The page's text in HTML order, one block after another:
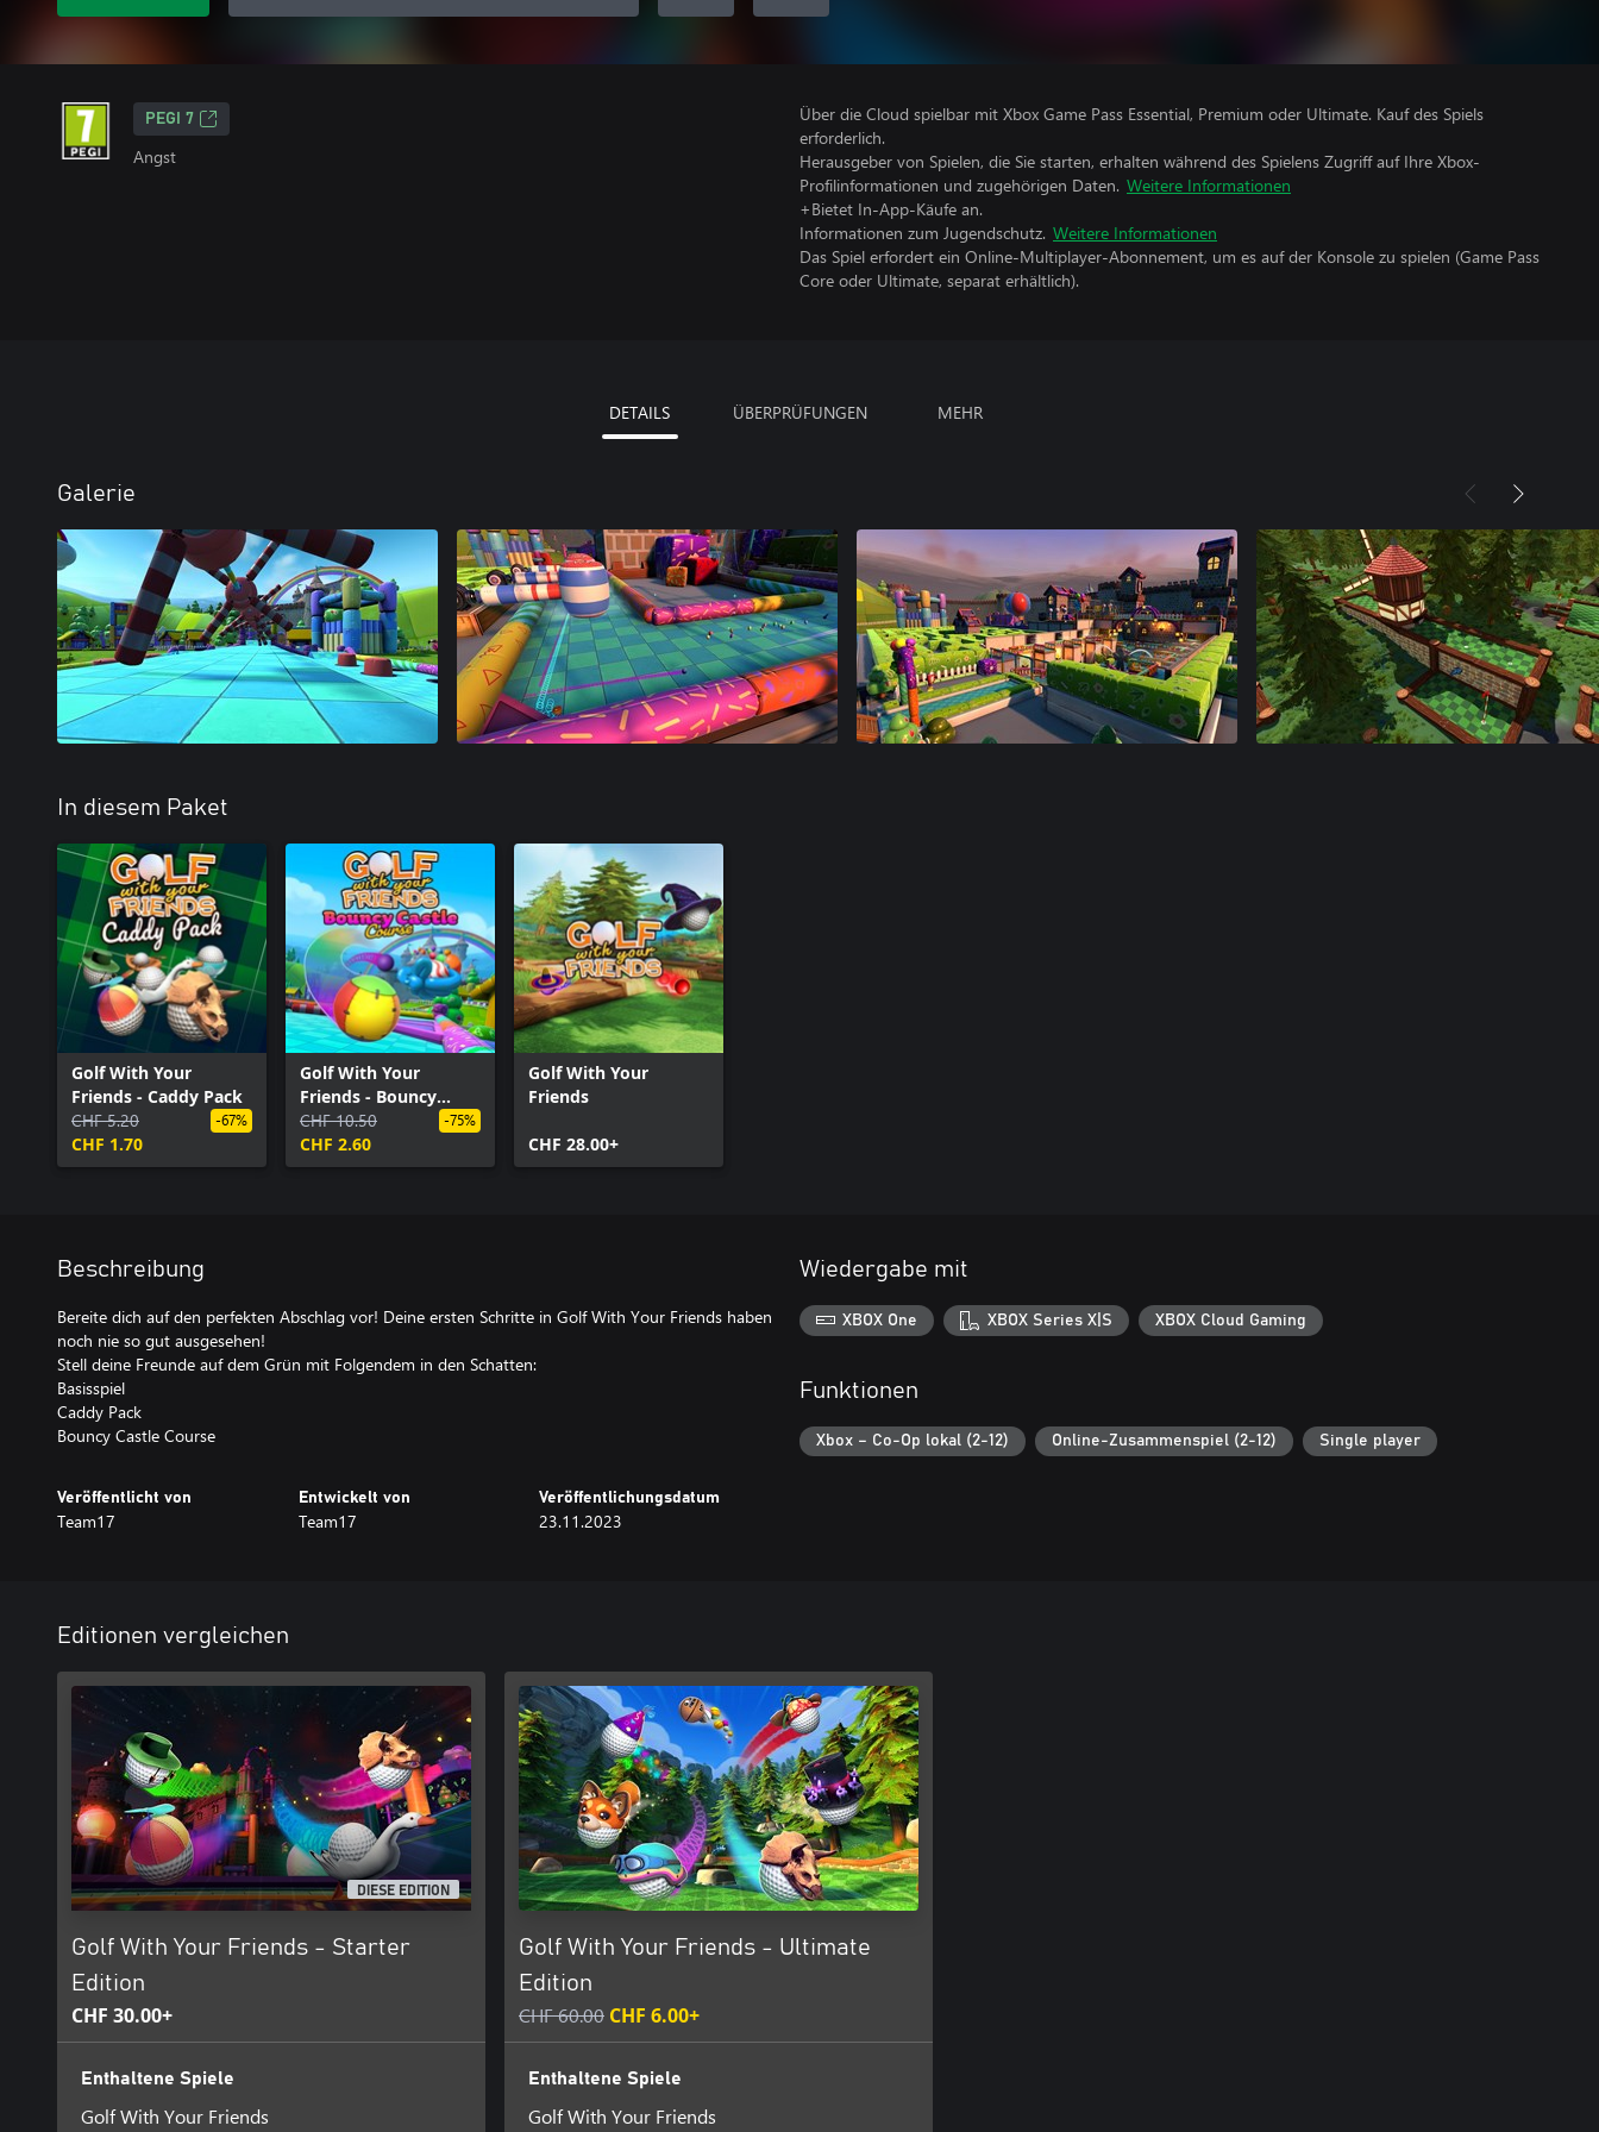
PEGI 7
Angst
Über die Cloud spielbar mit Xbox Game Pass Essential, Premium oder Ultimate. Kauf des Spiels
erforderlich.
Herausgeber von Spielen, die Sie starten, erhalten während des Spielens Zugriff auf Ihre Xbox-
Profilinformationen und zugehörigen Daten. Weitere Informationen
+Bietet In-App-Käufe an.
Informationen zum Jugendschutz. Weitere Informationen
Das Spiel erfordert ein Online-Multiplayer-Abonnement, um es auf der Konsole zu spielen (Game Pass
Core oder Ultimate, separat erhältlich).
DETAILS ÜBERPRÜFUNGEN MEHR
Galerie
In diesem Paket
Golf With Your
Friends - Caddy Pack
CHF 5.20
CHF 1.70
-67%
Golf With Your
Friends - Bouncy
Castle Course
CHF 10.50
CHF 2.60
-75%
Golf With Your
Friends
CHF 28.00+
Beschreibung
Bereite dich auf den perfekten Abschlag vor! Deine ersten Schritte in Golf With Your Friends haben
noch nie so gut ausgesehen!
Stell deine Freunde auf dem Grün mit Folgendem in den Schatten:
Basisspiel
Caddy Pack
Bouncy Castle Course
Veröffentlicht von
Team17
Entwickelt von
Team17
Veröffentlichungsdatum
23.11.2023
Wiedergabe mit
XBOX One XBOX Series X|S XBOX Cloud Gaming
Funktionen
Xbox – Co-Op lokal (2-12) Online-Zusammenspiel (2-12) Single player
Editionen vergleichen
DIESE EDITION
Golf With Your Friends - Starter
Edition
CHF 30.00+
Enthaltene Spiele
Golf With Your Friends
Golf With Your Friends - Ultimate
Edition
CHF 60.00 CHF 6.00+
Enthaltene Spiele
Golf With Your Friends